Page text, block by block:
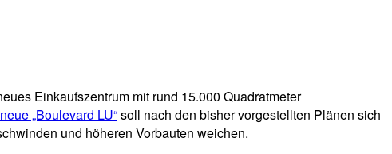
Einkaufszentrum mit rund 15.000 Quadratmeter
„Boulevard LU“soll nach den bisher vorgestellten Plänen sich
und höheren Vorbauten weichen.